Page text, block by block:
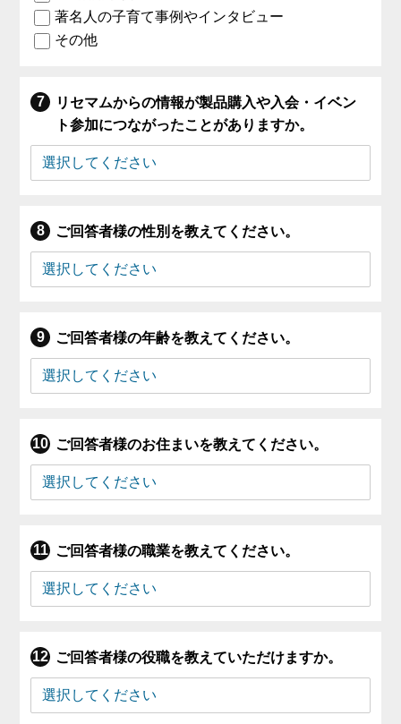
著名人の子育て事例やインタビュー
その他
リセマムからの情報が製品購入や入会・イベン
ト参加につながったことがありますか。
ご回答者様の性別を教えてください。
ご回答者様の年齢を教えてください。
ご回答者様のお住まいを教えてください。
ご回答者様の職業を教えてください。
ご回答者様の役職を教えていただけますか。